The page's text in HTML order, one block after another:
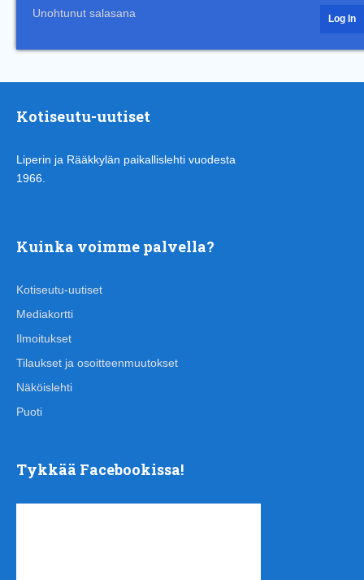
Unohtunut salasana
Kotiseutu-uutiset
Liperin ja Rääkkylän paikallislehti vuodesta
1966.
Kuinka voimme palvella?
Kotiseutu-uutiset
Mediakortti
Ilmoitukset
Tilaukset ja osoitteenmuutokset
Näköislehti
Puoti
Tykkää Facebookissa!